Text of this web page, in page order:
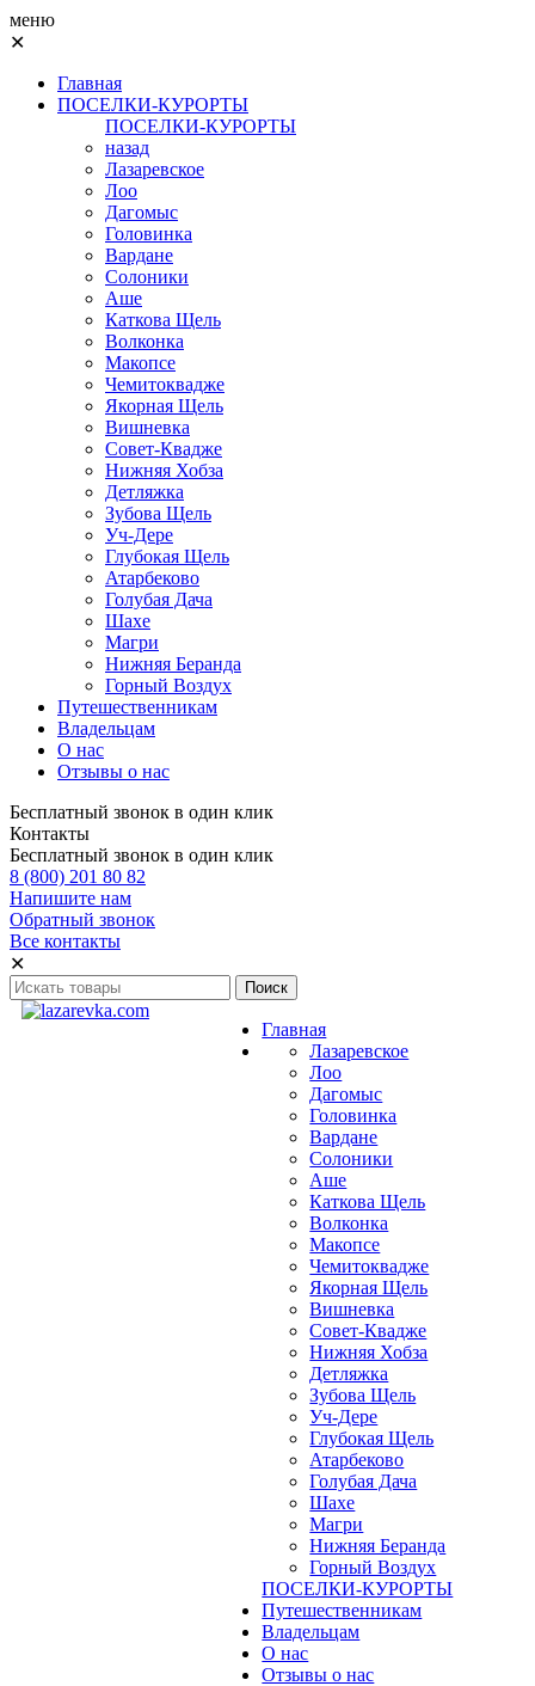
меню
✕
Главная
ПОСЕЛКИ-КУРОРТЫ
ПОСЕЛКИ-КУРОРТЫ
назад
Лазаревское
Лоо
Дагомыс
Головинка
Вардане
Солоники
Аше
Каткова Щель
Волконка
Макопсе
Чемитоквадже
Якорная Щель
Вишневка
Совет-Квадже
Нижняя Хобза
Детляжка
Зубова Щель
Уч-Дере
Глубокая Щель
Атарбеково
Голубая Дача
Шахе
Магри
Нижняя Беранда
Горный Воздух
Путешественникам
Владельцам
О нас
Отзывы о нас
Бесплатный звонок в один клик
Контакты
Бесплатный звонок в один клик
8 (800) 201 80 82
Напишите нам
Обратный звонок
Все контакты
✕
Главная
Лазаревское
Лоо
Дагомыс
Головинка
Вардане
Солоники
Аше
Каткова Щель
Волконка
Макопсе
Чемитоквадже
Якорная Щель
Вишневка
Совет-Квадже
Нижняя Хобза
Детляжка
Зубова Щель
Уч-Дере
Глубокая Щель
Атарбеково
Голубая Дача
Шахе
Магри
Нижняя Беранда
Горный Воздух
ПОСЕЛКИ-КУРОРТЫ
Путешественникам
Владельцам
О нас
Отзывы о нас